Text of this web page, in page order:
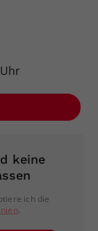
keine
ich die
.